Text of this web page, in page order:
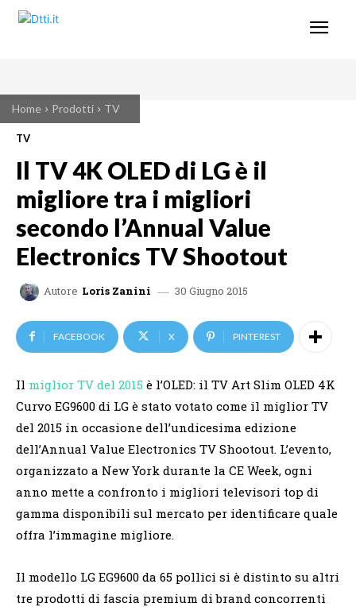
Home Prodotti TV
TV
Il TV 4K OLED di LG è il
migliore tra i migliori
secondo l’Annual Value
Electronics TV Shootout
Autore Loris Zanini 30 Giugno 2015
FACEBOOK X PINTEREST
Il miglior TV del 2015 è l’OLED: il TV Art Slim OLED 4K
Curvo EG9600 di LG è stato votato come il miglior TV
del 2015 in occasione dell’undicesima edizione
dell’Annual Value Electronics TV Shootout. L’evento,
organizzato a New York durante la CE Week, ogni
anno mette a confronto i migliori televisori top di
gamma disponibili sul mercato per identificare quale
offra l’immagine migliore.
Il modello LG EG9600 da 65 pollici si è distinto su altri
tre prodotti di fascia premium di brand concorrenti